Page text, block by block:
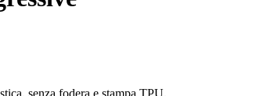
senza fodera e stampa TPU.